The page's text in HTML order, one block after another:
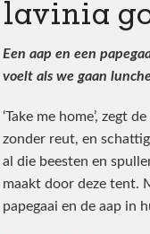
lavinia
Een aap en een
voelt als we gaan
‘Take me home’, zegt
zonder reut, en
al die beesten en
maakt door deze tent.
papegaai en de aap in